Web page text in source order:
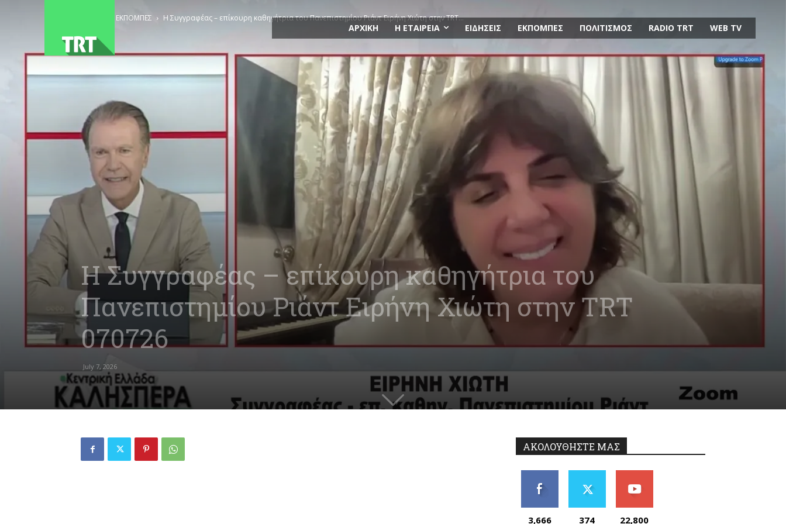
ΑΡΧΙΚΗ Η ΕΤΑΙΡΕΙΑ ΕΙΔΗΣΕΙΣ ΕΚΠΟΜΠΕΣ ΠΟΛΙΤΙΣΜΟΣ RADIO TRT WEB TV
ΕΚΠΟΜΠΕΣ Η Συγγραφέας – επίκουρη καθηγήτρια του Πανεπιστημίου Ριάντ Ειρήνη Χιώτη στην TRT...
Η Συγγραφέας – επίκουρη καθηγήτρια του
Πανεπιστημίου Ριάντ Ειρήνη Χιώτη στην TRT
070726
July 7, 2026
ΑΚΟΛΟΥΘΗΣΤΕ ΜΑΣ
3,666 374 22,800